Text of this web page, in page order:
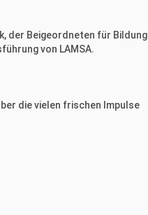
der Beigeordneten für Bildung
von LAMSA.
die vielen frischen Impulse